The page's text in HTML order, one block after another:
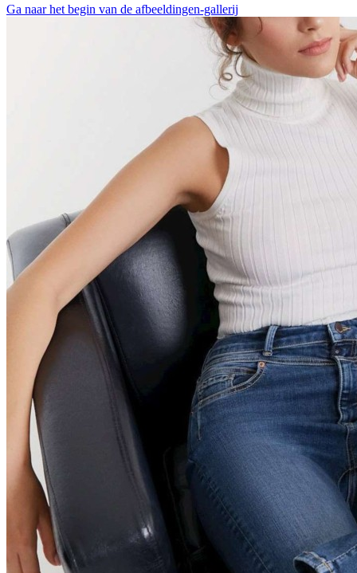
Ga naar het begin van de afbeeldingen-gallerij